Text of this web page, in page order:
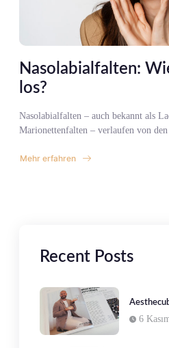
Nasolabialfalten:
los?
Nasolabialfalten – auch bekannt als
Marionettenfalten – verlaufen von
Mehr erfahren
about
Recent Posts
6